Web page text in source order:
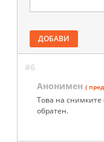
ДОБАВИ
#6
Анонимен (
Това на снимките
обратен.